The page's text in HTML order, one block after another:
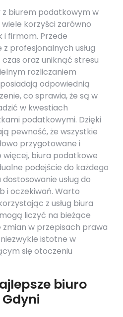
z biurem podatkowym w
korzyści zarówno
i firmom. Przede
profesjonalnych usług
oraz uniknąć stresu
rozliczaniem
odpowiednią
co sprawia, że są w
w kwestiach
podatkowymi. Dzięki
pewność, że wszystkie
przygotowane i
więcej, biura podatkowe
podejście do każdego
usług do
i oczekiwań. Warto
z usług biura
liczyć na bieżące
w przepisach prawa
istotne w
się otoczeniu
biuro